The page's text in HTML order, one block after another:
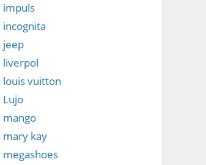
impuls
incognita
jeep
liverpol
louis vuitton
Lujo
mango
mary kay
megashoes